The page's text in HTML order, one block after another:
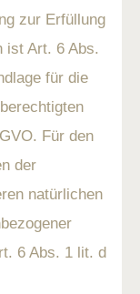
zur Erfüllung
ist Art. 6 Abs.
für die
Für den
der
natürlichen
6 Abs. 1 lit. d